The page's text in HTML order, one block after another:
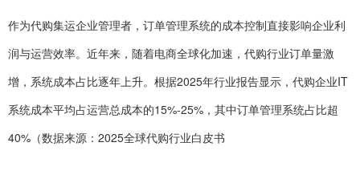
作为代购集运企业管理者，订单管理系统的成本控制直接影响企业利
润与运营效率。近年来，随着电商全球化加速，代购行业订单量激
增，系统成本占比逐年上升。根据2025年行业报告显示，代购企业IT
系统成本平均占运营总成本的15%-25%，其中订单管理系统占比超
40%（数据来源：2025全球代购行业白皮书